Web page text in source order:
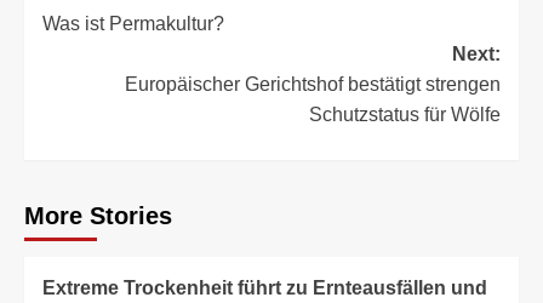
navigation
Was ist Permakultur?
Next:
Europäischer Gerichtshof bestätigt strengen
Schutzstatus für Wölfe
More Stories
Extreme Trockenheit führt zu Ernteausfällen und